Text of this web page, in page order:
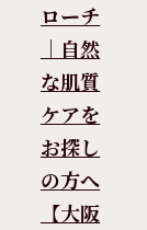
ローチ
｜自然
な肌質
ケアを
お探し
の方へ
【大阪